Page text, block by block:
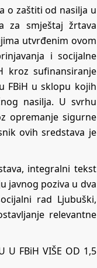
o zaštiti od nasilja u
za smještaj žrtava
utvrđenim ovom
i socijalne
kroz sufinansiranje
FBiH u sklopu kojih
nasilja. U svrhu
opremanje sigurne
ovih sredstava je
integralni tekst
javnog poziva u dva
rad Ljubuški,
relevantne
U FBiH VIŠE OD 1,5